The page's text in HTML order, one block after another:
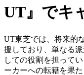
UT』でキ
UT東芝では、将来的
援しており、単なる
しての役割を担って
ーカーへの転籍を果